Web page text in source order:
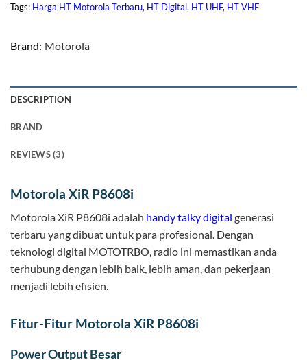
Tags: Harga HT Motorola Terbaru, HT Digital, HT UHF, HT VHF
Brand: Motorola
DESCRIPTION
BRAND
REVIEWS (3)
Motorola XiR P8608i
Motorola XiR P8608i adalah handy talky digital generasi
terbaru yang dibuat untuk para profesional. Dengan
teknologi digital MOTOTRBO, radio ini memastikan anda
terhubung dengan lebih baik, lebih aman, dan pekerjaan
menjadi lebih efisien.
Fitur-Fitur Motorola XiR P8608i
Power Output Besar